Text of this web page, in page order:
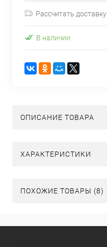
Рассчитать доставку
В наличии
ОПИСАНИЕ ТОВАРА
ХАРАКТЕРИСТИКИ
ПОХОЖИЕ ТОВАРЫ (8)